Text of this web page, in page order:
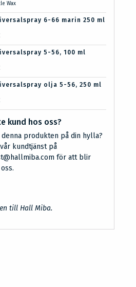
Wax
6-66 marin 250 ml
5-56, 100 ml
olja 5-56, 250 ml
kund hos oss?
produkten på din hylla?
kundtjänst på
för att blir
till Hall Miba.